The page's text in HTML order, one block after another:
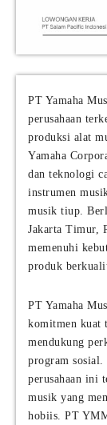
PT Yamaha
perusahaan
produksi alat
Yamaha
dan teknologi
instrumen
musik tiup.
Jakarta Timur,
memenuhi
produk
PT Yamaha
komitmen kuat
mendukung
program sosial.
perusahaan ini
musik yang
hobiis. PT